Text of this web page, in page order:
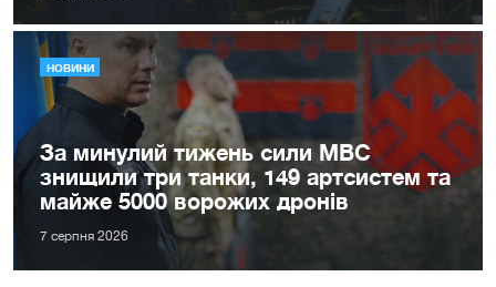
НОВИНИ
За минулий тижень сили МВС
знищили три танки, 149 артсистем та
майже 5000 ворожих дронів
7 серпня 2026